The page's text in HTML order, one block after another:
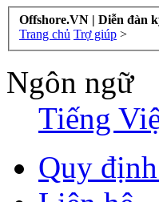
Offshore.VN | Diễn đàn
Trang chủ Trợ giúp >
Ngôn ngữ
Tiếng
Quy